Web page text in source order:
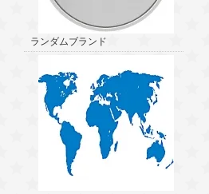
ランダムブランド